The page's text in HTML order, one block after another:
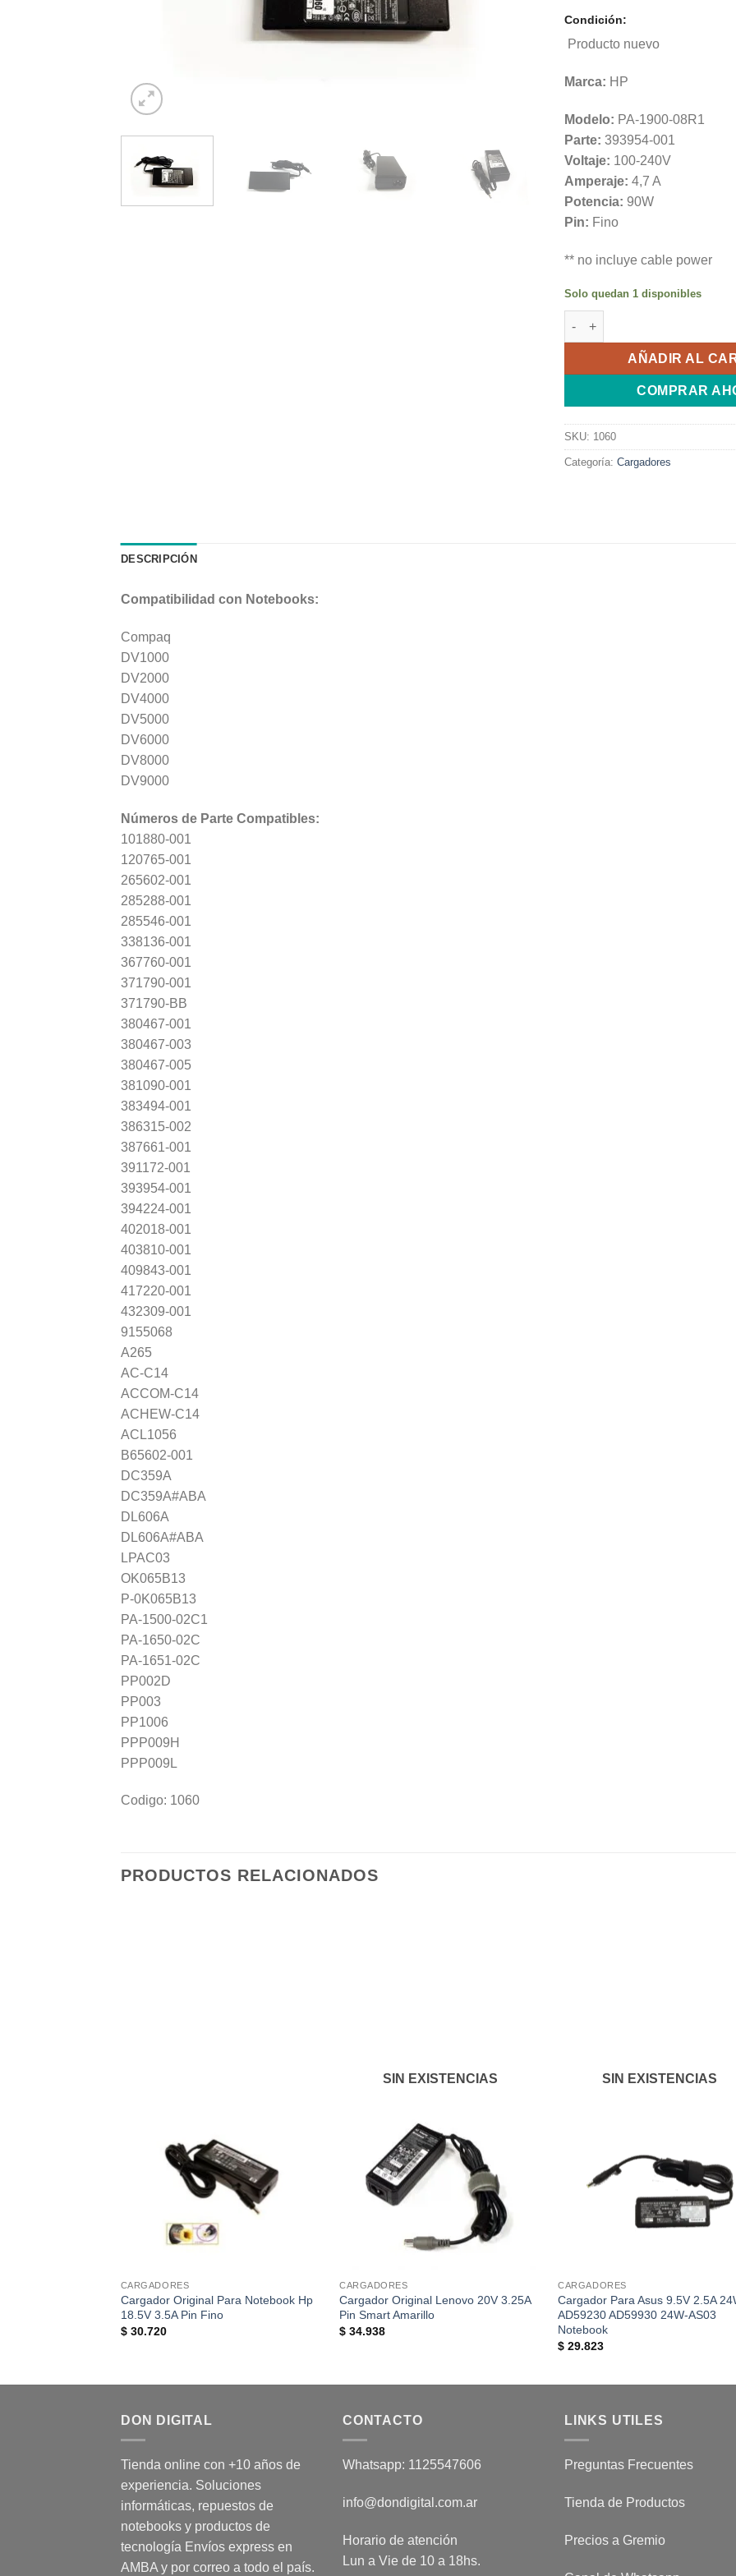
Condición:
Producto nuevo
Marca: HP
Modelo: PA-1900-08R1
Parte: 393954-001
Voltaje: 100-240V
Amperaje: 4,7 A
Potencia: 90W
Pin: Fino
** no incluye cable power
Solo quedan 1 disponibles
AÑADIR AL
COMPRAR
SKU: 1060
Categoría: Cargadores
DESCRIPCIÓN
Compatibilidad con Notebooks:
Compaq
DV1000
DV2000
DV4000
DV5000
DV6000
DV8000
DV9000
Números de Parte Compatibles:
101880-001
120765-001
265602-001
285288-001
285546-001
338136-001
367760-001
371790-001
371790-BB
380467-001
380467-003
380467-005
381090-001
383494-001
386315-002
387661-001
391172-001
393954-001
394224-001
402018-001
403810-001
409843-001
417220-001
432309-001
9155068
A265
AC-C14
ACCOM-C14
ACHEW-C14
ACL1056
B65602-001
DC359A
DC359A#ABA
DL606A
DL606A#ABA
LPAC03
OK065B13
P-0K065B13
PA-1500-02C1
PA-1650-02C
PA-1651-02C
PP002D
PP003
PP1006
PPP009H
PPP009L
Codigo: 1060
PRODUCTOS RELACIONADOS
CARGADORES
Cargador Original Para Notebook Hp
18.5V 3.5A Pin Fino
$30.720
SIN EXISTENCIAS
CARGADORES
Cargador Original Lenovo 20V 3.25A
Pin Smart Amarillo
$ 34.938
SIN EXISTENCIAS
CARGADORES
Cargador Para Asus 9.5V 2.5A
AD59230 AD59930 24W-AS03
Notebook
$ 29.823
DON DIGITAL
Tienda online con +10 años de
experiencia. Soluciones
informáticas, repuestos de
notebooks y productos de
tecnología Envíos express en
AMBA y por correo a todo el país.
CONTACTO
Whatsapp: 1125547606
info@dondigital.com.ar
Horario de atención
Lun a Vie de 10 a 18hs.
LINKS UTILES
Preguntas Frecuentes
Tienda de Productos
Precios a Gremio